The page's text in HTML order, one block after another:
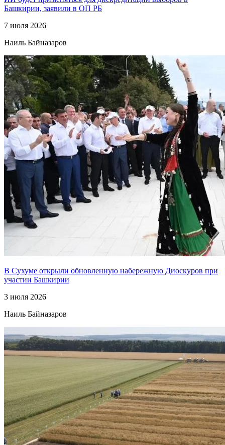
Башкирии, заявили в ОП РБ
7 июля 2026
Наиль Байназаров
В Сухуме открыли обновленную набережную Диоскуров при
участии Башкирии
3 июля 2026
Наиль Байназаров